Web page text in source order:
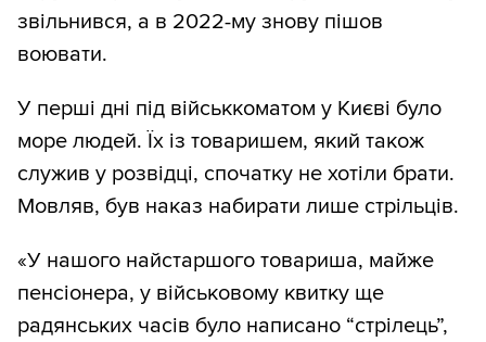
звільнився, а в 2022-му знову пішов
воювати.
У перші дні під військкоматом у Києві було
море людей. Їх із товаришем, який також
служив у розвідці, спочатку не хотіли брати.
Мовляв, був наказ набирати лише стрільців.
«У нашого найстаршого товариша, майже
пенсіонера, у військовому квитку ще
радянських часів було написано “стрілець”,